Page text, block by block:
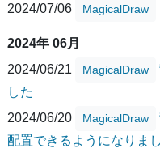
2024/07/06
MagicalDraw
2024年 06月
2024/06/21
MagicalDraw
した
2024/06/20
MagicalDraw
配置できるようになりま